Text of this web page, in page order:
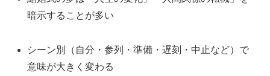
暗示することが多い
シーン別（自分・参列・準備・遅刻・中止など）で
意味が大きく変わる